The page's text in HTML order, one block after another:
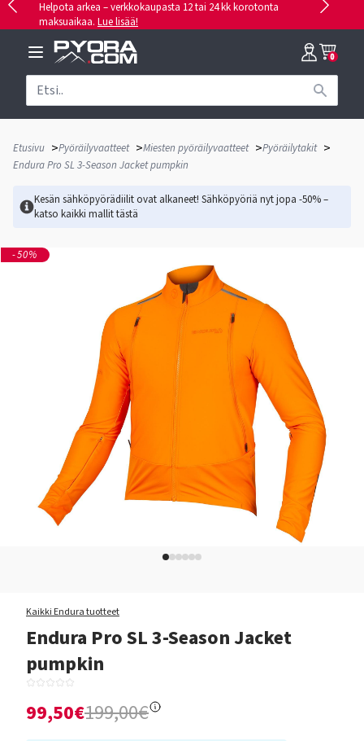
Helpota arkea – verkkokaupasta 12 tai 24 kk korotonta
maksuaikaa. Lue lisää!
0
Etusivu >Pyöräilyvaatteet >Miesten pyöräilyvaatteet >Pyöräilytakit >
Endura Pro SL 3-Season Jacket pumpkin
Kesän sähköpyörädiilit ovat alkaneet! Sähköpyöriä nyt jopa -50% –
katso kaikki mallittästä
-50%
Kaikki Endura tuotteet
Endura Pro SL 3-Season Jacket
pumpkin
99,50€199,00€